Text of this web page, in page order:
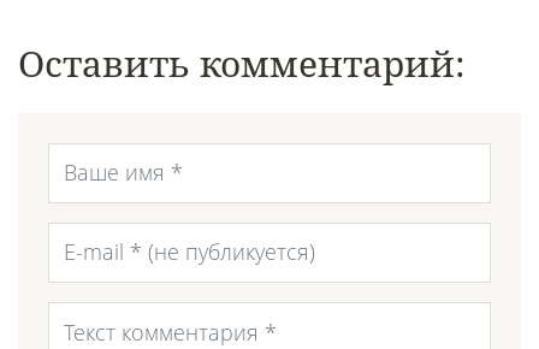
Оставить комментарий: